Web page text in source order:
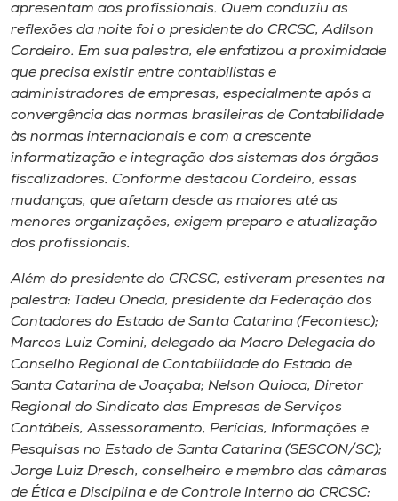
apresentam aos profissionais. Quem conduziu as
reflexões da noite foi o presidente do CRCSC, Adilson
Cordeiro. Em sua palestra, ele enfatizou a proximidade
que precisa existir entre contabilistas e
administradores de empresas, especialmente após a
convergência das normas brasileiras de Contabilidade
às normas internacionais e com a crescente
informatização e integração dos sistemas dos órgãos
fiscalizadores. Conforme destacou Cordeiro, essas
mudanças, que afetam desde as maiores até as
menores organizações, exigem preparo e atualização
dos profissionais.
Além do presidente do CRCSC, estiveram presentes na
palestra: Tadeu Oneda, presidente da Federação dos
Contadores do Estado de Santa Catarina (Fecontesc);
Marcos Luiz Comini, delegado da Macro Delegacia do
Conselho Regional de Contabilidade do Estado de
Santa Catarina de Joaçaba; Nelson Quioca, Diretor
Regional do Sindicato das Empresas de Serviços
Contábeis, Assessoramento, Perícias, Informações e
Pesquisas no Estado de Santa Catarina (SESCON/SC);
Jorge Luiz Dresch, conselheiro e membro das câmaras
de Ética e Disciplina e de Controle Interno do CRCSC;